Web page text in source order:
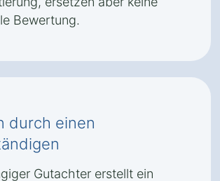
Bewertung.
durch einen
Gutachter erstellt ein